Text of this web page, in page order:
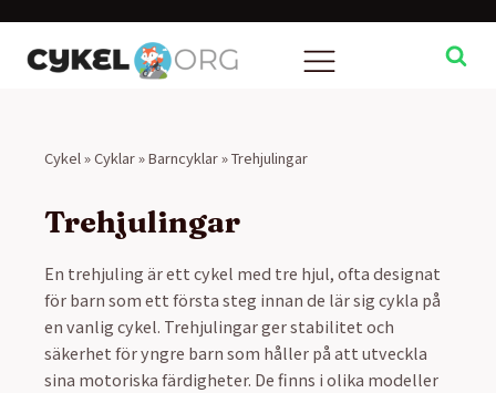
Cykel »Cyklar»Barncyklar»Trehjulingar
Trehjulingar
En trehjuling är ett cykel med tre hjul, ofta designat
för barn som ett första steg innan de lär sig cykla på
en vanlig cykel. Trehjulingar ger stabilitet och
säkerhet för yngre barn som håller på att utveckla
sina motoriska färdigheter. De finns i olika modeller